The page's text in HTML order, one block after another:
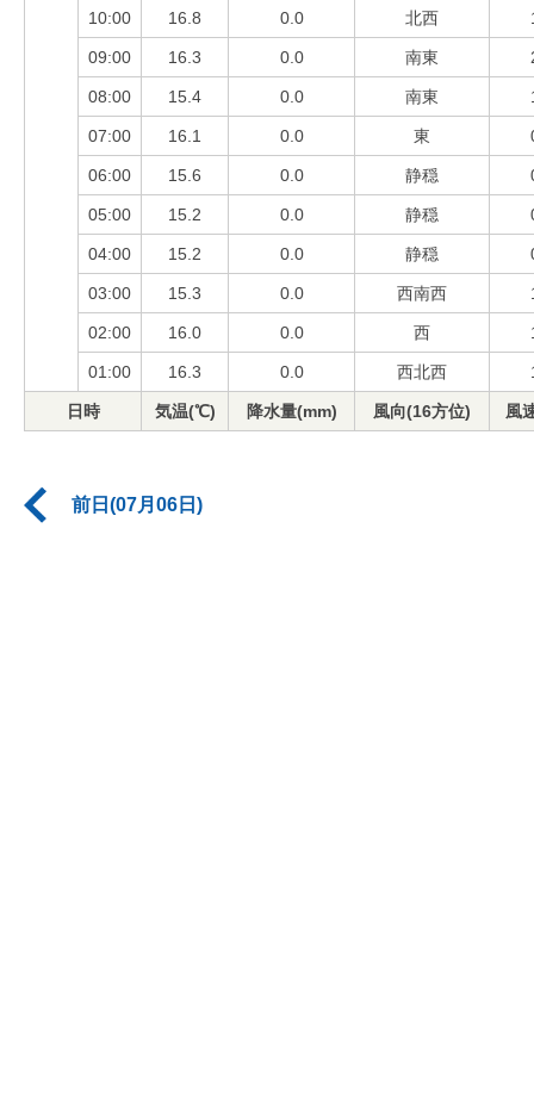
10:00 16.8 0.0 北西
09:00 16.3 0.0 南東
08:00 15.4 0.0 南東
07:00 16.1 0.0 東
06:00 15.6 0.0 静穏
05:00 15.2 0.0 静穏
04:00 15.2 0.0 静穏
03:00 15.3 0.0 西南西
02:00 16.0 0.0 西
01:00 16.3 0.0 西北西
日時 気温(℃) 降水量(mm) 風向(16方位) 風
前日(07月06日)